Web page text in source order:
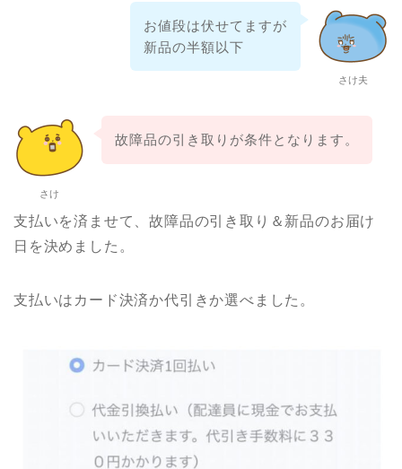
さけ夫
お値段は伏せてますが
新品の半額以下
さけ
故障品の引き取りが条件となります。
支払いを済ませて、故障品の引き取り＆新品のお届け
日を決めました。
支払いはカード決済か代引きか選べました。